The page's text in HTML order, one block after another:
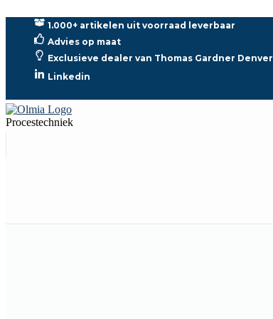
1.000+ artikelen uit voorraad leverbaar
Advies op maat
Exclusieve dealer van Thomas Gardner Denver
Linkedin
Procestechniek